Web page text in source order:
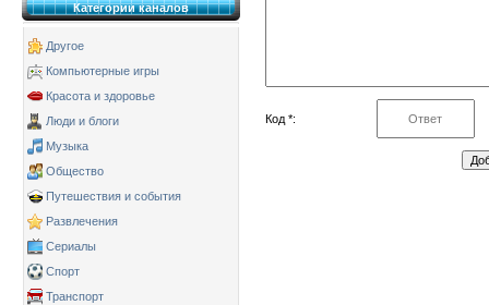
Категории каналов
Другое
Компьютерные игры
Красота и здоровье
Люди и блоги
Музыка
Общество
Путешествия и события
Развлечения
Сериалы
Спорт
Транспорт
Код *: